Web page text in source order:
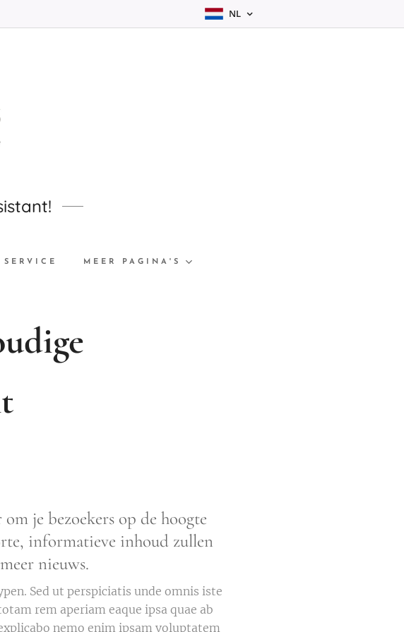
NL
MEER PAGINA'S
je bezoekers op de hoogte
informatieve inhoud zullen
nieuws.
Sed ut perspiciatis unde omnis iste
rem aperiam eaque ipsa quae ab
nemo enim ipsam voluptatem